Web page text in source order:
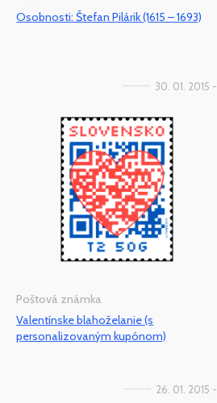
Osobnosti: Štefan Pilárik (1615 – 1693)
30. 01. 2015 -
Poštová známka
Valentínske blahoželanie (s
personalizovaným kupónom)
26. 01. 2015 -